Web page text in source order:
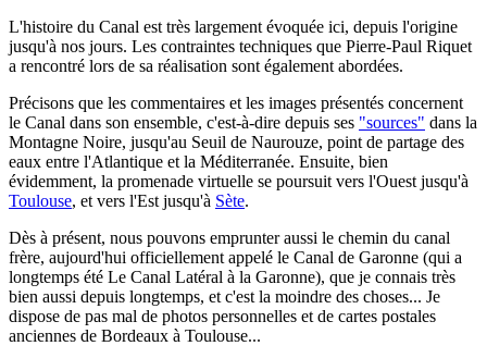
L'histoire du Canal est très largement évoquée ici, depuis l'origine
jusqu'à nos jours. Les contraintes techniques que Pierre-Paul Riquet
a rencontré lors de sa réalisation sont également abordées.
Précisons que les commentaires et les images présentés concernent
le Canal dans son ensemble, c'est-à-dire depuis ses "sources" dans la
Montagne Noire, jusqu'au Seuil de Naurouze, point de partage des
eaux entre l'Atlantique et la Méditerranée. Ensuite, bien
évidemment, la promenade virtuelle se poursuit vers l'Ouest jusqu'à
Toulouse, et vers l'Est jusqu'à Sète.
Dès à présent, nous pouvons emprunter aussi le chemin du canal
frère, aujourd'hui officiellement appelé le Canal de Garonne (qui a
longtemps été Le Canal Latéral à la Garonne), que je connais très
bien aussi depuis longtemps, et c'est la moindre des choses... Je
dispose de pas mal de photos personnelles et de cartes postales
anciennes de Bordeaux à Toulouse...